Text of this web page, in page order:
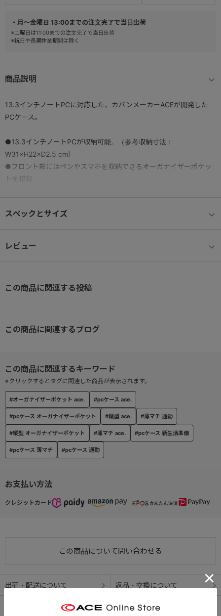
・月～金曜日 13:00までの注文完了で当日出荷
※土曜日は11:00までの注文完了で当日出荷
※祝日や長期休業期間は除く
商品説明
13.3インチノートPCに対応した、カバンメーカーACEが開発した
PCケース。
●13.3インチノートPCが収納可能。（参考収納寸法：
W31×H22×D2.5 cm）
●フロント部にはペンやスマホを収納できるオーガナイザーポケッ
トを搭載
いようご注文ください。
スペックとサイズ
レビュー
お支払い方法
クレジットカード
この商品について問い合わせる
出荷・配送について 返品・交換について
お買い物ガイド
#オーガナイザーポケット ace. #pcケース ace.
#pcケース オーガナイザーポケット #縦型 ace. #薄マチ 通勤
#縦型 オーガナイザーポケット #薄マチ ace. #pcケース 新生活準備
#pcケース 薄マチ #pcケース 通勤
※クリックするとタグに関連した商品が表示されます。
この商品に関連する投稿
この商品に関連するブログ